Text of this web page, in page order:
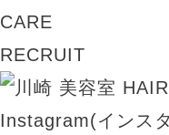
CARE
RECRUIT